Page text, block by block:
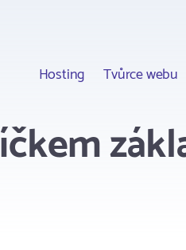
Hosting Tvůrce webu